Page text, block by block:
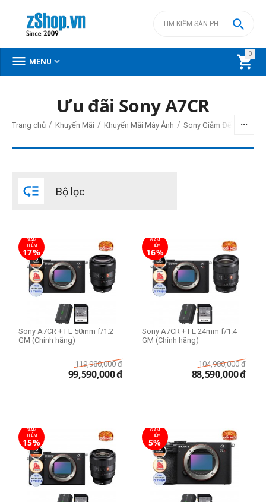
0


 MENU 
Bán chuyên
Ưu đãi Sony A7CR
Trang chủ / Khuyến Mãi / Khuyến Mãi Máy Ảnh / Sony Giảm Đến
 Bộ lọc
GIẢM
THÊM
17%
Sony A7CR + FE 50mm f/1.2
GM (Chính hãng)
119,980,000 đ
99,590,000đ
GIẢM
THÊM
16%
Sony A7CR + FE 24mm f/1.4
GM (Chính hãng)
104,980,000 đ
88,590,000đ
GIẢM
THÊM
15%
GIẢM
THÊM
5%